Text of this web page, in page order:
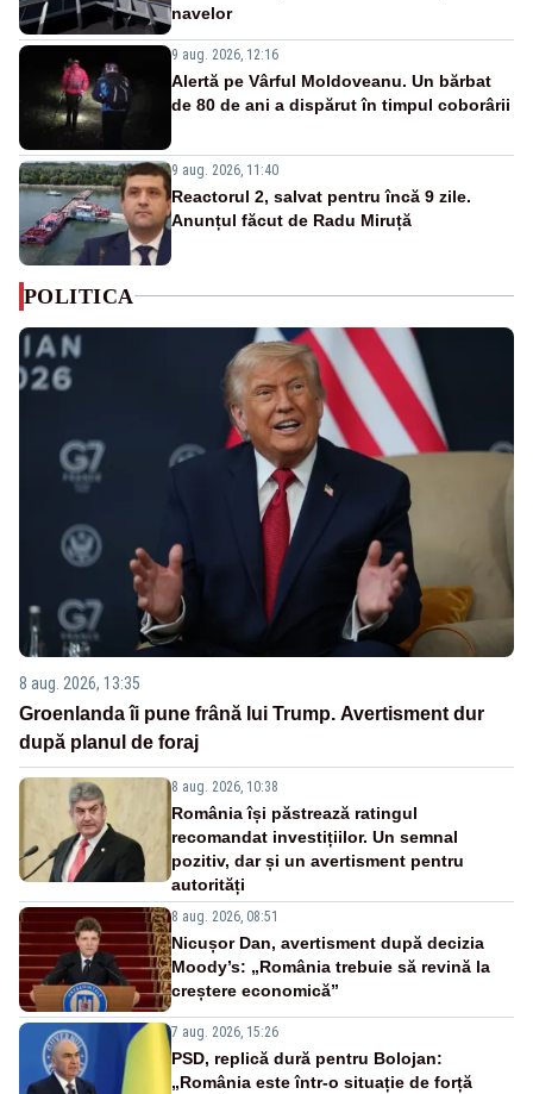
navelor
9 aug. 2026, 12:16
Alertă pe Vârful Moldoveanu. Un bărbat
de 80 de ani a dispărut în timpul coborârii
9 aug. 2026, 11:40
Reactorul 2, salvat pentru încă 9 zile.
Anunțul făcut de Radu Miruță
POLITICA
8 aug. 2026, 13:35
Groenlanda îi pune frână lui Trump. Avertisment dur
după planul de foraj
8 aug. 2026, 10:38
România își păstrează ratingul
recomandat investițiilor. Un semnal
pozitiv, dar și un avertisment pentru
autorități
8 aug. 2026, 08:51
Nicușor Dan, avertisment după decizia
Moody’s: „România trebuie să revină la
creștere economică”
7 aug. 2026, 15:26
PSD, replică dură pentru Bolojan:
„România este într-o situație de forță